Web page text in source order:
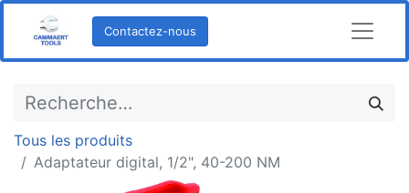
Contactez-nous
Tous les produits
Adaptateur digital, 1/2", 40-200 NM